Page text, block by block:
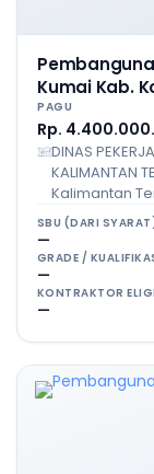
Kumai Kab.
PAGU
Rp.
DINAS
KALIMANTAN
Kalimantan
SBU (DARI
—
GRADE /
—
KONTRAKTOR
—